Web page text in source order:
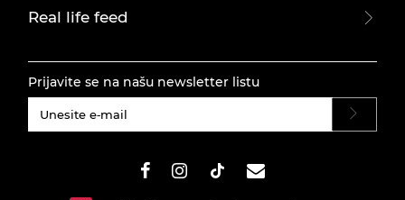
Real life feed
Prijavite se na našu newsletter listu